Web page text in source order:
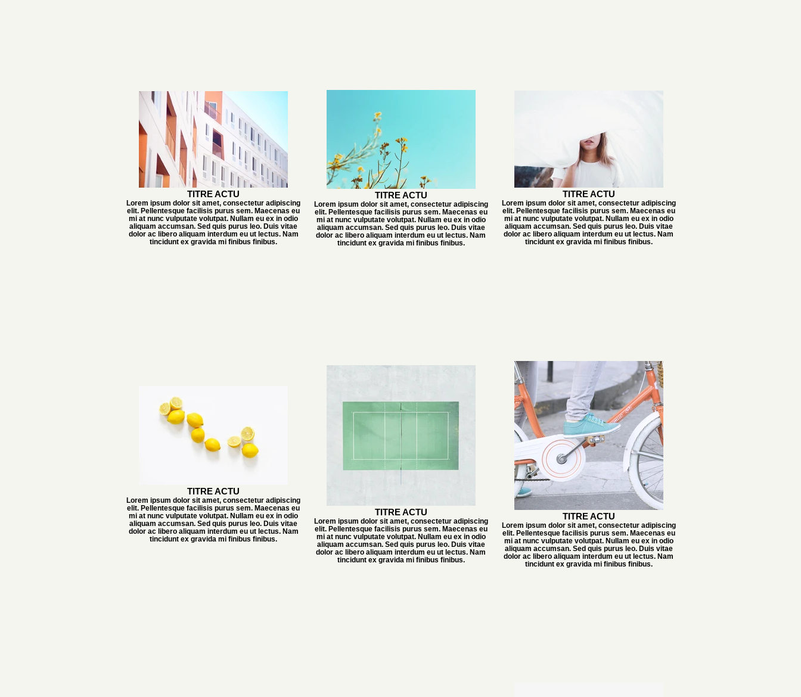
TITRE ACTU
Lorem ipsum dolor sit amet, consectetur adipiscing
elit. Pellentesque facilisis purus sem. Maecenas eu
mi at nunc vulputate volutpat. Nullam eu ex in odio
aliquam accumsan. Sed quis purus leo. Duis vitae
dolor ac libero aliquam interdum eu ut lectus. Nam
tincidunt ex gravida mi finibus finibus.
TITRE ACTU
Lorem ipsum dolor sit amet, consectetur adipiscing
elit. Pellentesque facilisis purus sem. Maecenas eu
mi at nunc vulputate volutpat. Nullam eu ex in odio
aliquam accumsan. Sed quis purus leo. Duis vitae
dolor ac libero aliquam interdum eu ut lectus. Nam
tincidunt ex gravida mi finibus finibus.
TITRE ACTU
Lorem ipsum dolor sit amet, consectetur adipiscing
elit. Pellentesque facilisis purus sem. Maecenas eu
mi at nunc vulputate volutpat. Nullam eu ex in odio
aliquam accumsan. Sed quis purus leo. Duis vitae
dolor ac libero aliquam interdum eu ut lectus. Nam
tincidunt ex gravida mi finibus finibus.
TITRE ACTU
Lorem ipsum dolor sit amet, consectetur adipiscing
elit. Pellentesque facilisis purus sem. Maecenas eu
mi at nunc vulputate volutpat. Nullam eu ex in odio
aliquam accumsan. Sed quis purus leo. Duis vitae
dolor ac libero aliquam interdum eu ut lectus. Nam
tincidunt ex gravida mi finibus finibus.
TITRE ACTU
Lorem ipsum dolor sit amet, consectetur adipiscing
elit. Pellentesque facilisis purus sem. Maecenas eu
mi at nunc vulputate volutpat. Nullam eu ex in odio
aliquam accumsan. Sed quis purus leo. Duis vitae
dolor ac libero aliquam interdum eu ut lectus. Nam
tincidunt ex gravida mi finibus finibus.
TITRE ACTU
Lorem ipsum dolor sit amet, consectetur adipiscing
elit. Pellentesque facilisis purus sem. Maecenas eu
mi at nunc vulputate volutpat. Nullam eu ex in odio
aliquam accumsan. Sed quis purus leo. Duis vitae
dolor ac libero aliquam interdum eu ut lectus. Nam
tincidunt ex gravida mi finibus finibus.